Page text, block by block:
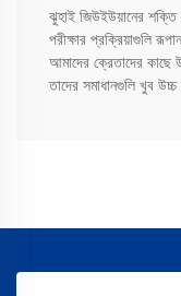
ঝুহাই জিউইউয়ানের শক্তি
পরীক্ষার প্রক্রিয়াগুলি
আমাদের ক্রেতাদের কাছে
তাদের সমাধানগুলি খুব